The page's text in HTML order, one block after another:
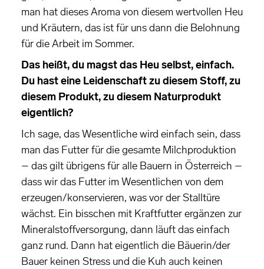
man hat dieses Aroma von diesem wertvollen Heu
und Kräutern, das ist für uns dann die Belohnung
für die Arbeit im Sommer.
Das heißt, du magst das Heu selbst, einfach.
Du hast eine Leidenschaft zu diesem Stoff, zu
diesem Produkt, zu diesem Naturprodukt
eigentlich?
Ich sage, das Wesentliche wird einfach sein, dass
man das Futter für die gesamte Milchproduktion
– das gilt übrigens für alle Bauern in Österreich –
dass wir das Futter im Wesentlichen von dem
erzeugen/konservieren, was vor der Stalltüre
wächst. Ein bisschen mit Kraftfutter ergänzen zur
Mineralstoffversorgung, dann läuft das einfach
ganz rund. Dann hat eigentlich die Bäuerin/der
Bauer keinen Stress und die Kuh auch keinen